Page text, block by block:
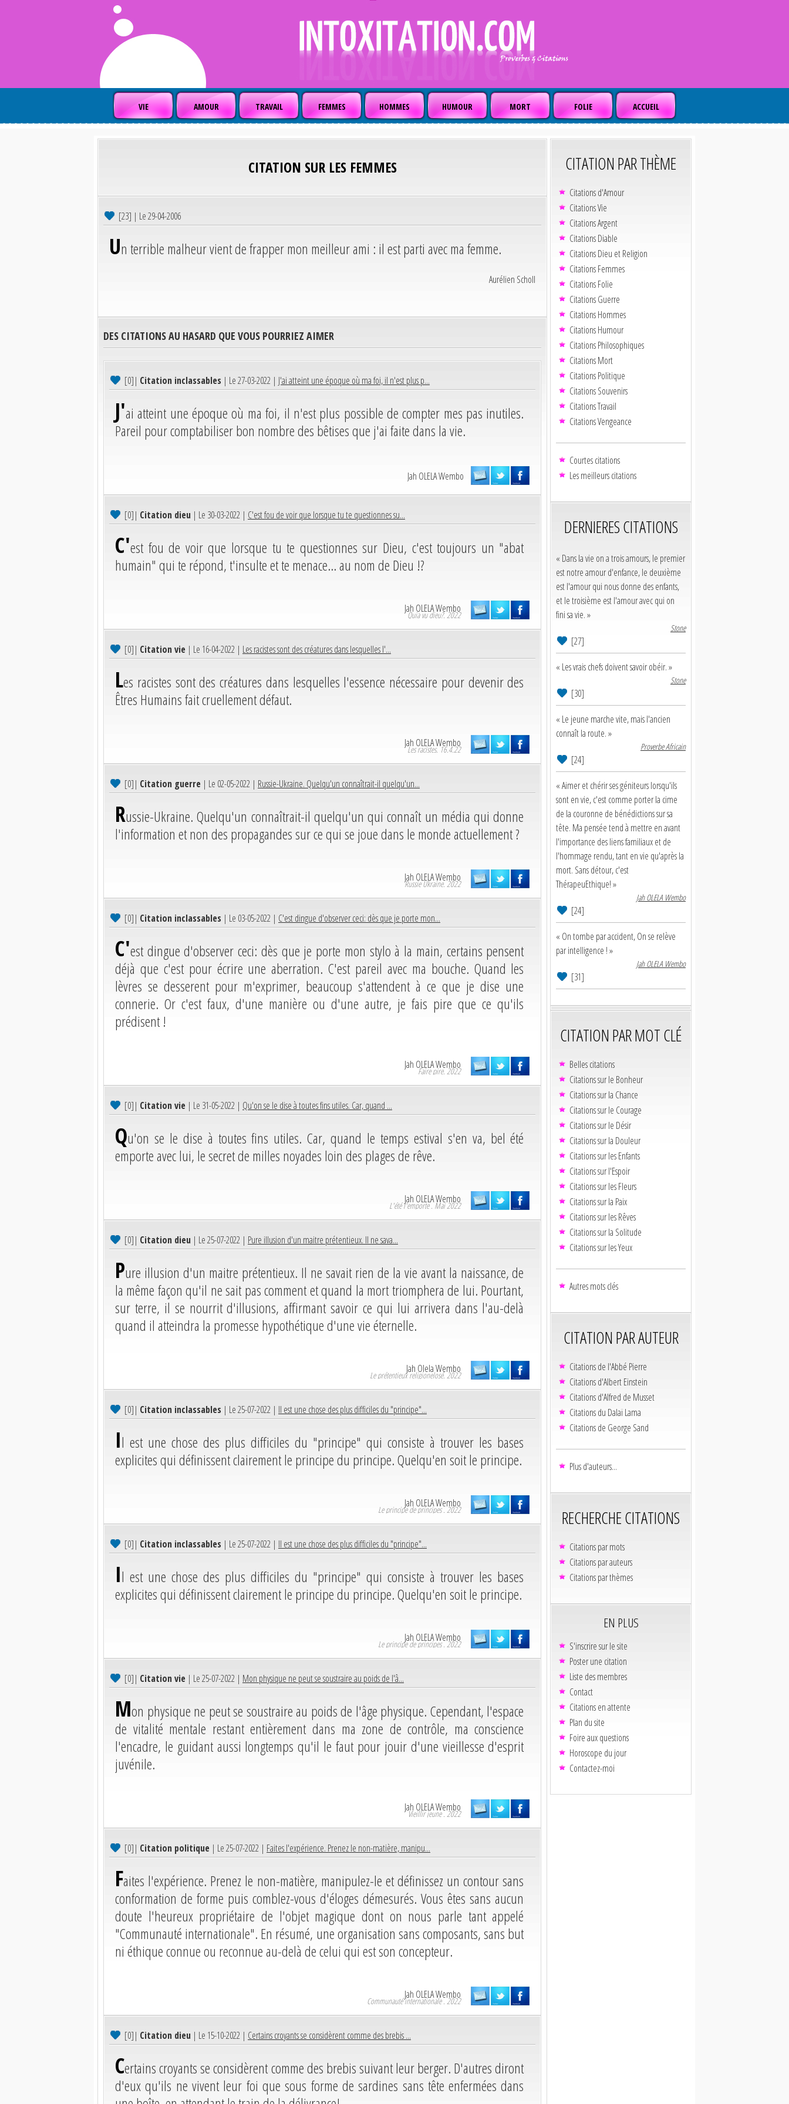
VIE AMOUR TRAVAIL FEMMES HOMMES HUMOUR MORT FOLIE ACCUEIL
CITATION SUR LES FEMMES
[23] | Le 29-04-2006
Un terrible malheur vient de frapper mon meilleur ami : il est parti avec ma femme.
Aurélien Scholl
DES CITATIONS AU HASARD QUE VOUS POURRIEZ AIMER
[0]| Citation inclassables | Le 27-03-2022 | J'ai atteint une époque où ma foi, il n'est plus p...
J'ai atteint une époque où ma foi, il n'est plus possible de compter mes pas inutiles.
Pareil pour comptabiliser bon nombre des bêtises que j'ai faite dans la vie.
Jah OLELA Wembo
[0]| Citation dieu | Le 30-03-2022 | C'est fou de voir que lorsque tu te questionnes su...
C'est fou de voir que lorsque tu te questionnes sur Dieu, c'est toujours un "abat
humain" qui te répond, t'insulte et te menace... au nom de Dieu !?
Jah OLELA Wembo
Quia vu dieu?. 2022
[0]| Citation vie | Le 16-04-2022 | Les racistes sont des créatures dans lesquelles l'...
Les racistes sont des créatures dans lesquelles l'essence nécessaire pour devenir des
Êtres Humains fait cruellement défaut.
Jah OLELA Wembo
Les racistes. 16.4.22
[0]| Citation guerre | Le 02-05-2022 | Russie-Ukraine. Quelqu'un connaîtrait-il quelqu'un...
Russie-Ukraine. Quelqu'un connaîtrait-il quelqu'un qui connaît un média qui donne
l'information et non des propagandes sur ce qui se joue dans le monde actuellement ?
Jah OLELA Wembo
Russie Ukraine. 2022
[0]| Citation inclassables | Le 03-05-2022 | C'est dingue d'observer ceci: dès que je porte mon...
C'est dingue d'observer ceci: dès que je porte mon stylo à la main, certains pensent
déjà que c'est pour écrire une aberration. C'est pareil avec ma bouche. Quand les
lèvres se desserent pour m'exprimer, beaucoup s'attendent à ce que je dise une
connerie. Or c'est faux, d'une manière ou d'une autre, je fais pire que ce qu'ils
prédisent !
Jah OLELA Wembo
Faire pire. 2022
[0]| Citation vie | Le 31-05-2022 | Qu'on se le dise à toutes fins utiles. Car, quand ...
Qu'on se le dise à toutes fins utiles. Car, quand le temps estival s'en va, bel été
emporte avec lui, le secret de milles noyades loin des plages de rêve.
Jah OLELA Wembo
L'été l'emporte . Mai 2022
[0]| Citation dieu | Le 25-07-2022 | Pure illusion d'un maitre prétentieux. Il ne sava...
Pure illusion d'un maitre prétentieux. Il ne savait rien de la vie avant la naissance, de
la même façon qu'il ne sait pas comment et quand la mort triomphera de lui. Pourtant,
sur terre, il se nourrit d'illusions, affirmant savoir ce qui lui arrivera dans l'au-delà
quand il atteindra la promesse hypothétique d'une vie éternelle.
Jah Olela Wembo
Le prétentieux religionelosé. 2022
[0]| Citation inclassables | Le 25-07-2022 | Il est une chose des plus difficiles du "principe"...
Il est une chose des plus difficiles du "principe" qui consiste à trouver les bases
explicites qui définissent clairement le principe du principe. Quelqu'en soit le principe.
Jah OLELA Wembo
Le principe de principes . 2022
[0]| Citation inclassables | Le 25-07-2022 | Il est une chose des plus difficiles du "principe"...
Il est une chose des plus difficiles du "principe" qui consiste à trouver les bases
explicites qui définissent clairement le principe du principe. Quelqu'en soit le principe.
Jah OLELA Wembo
Le principe de principes . 2022
[0]| Citation vie | Le 25-07-2022 | Mon physique ne peut se soustraire au poids de l'â...
Mon physique ne peut se soustraire au poids de l'âge physique. Cependant, l'espace
de vitalité mentale restant entièrement dans ma zone de contrôle, ma conscience
l'encadre, le guidant aussi longtemps qu'il le faut pour jouir d'une vieillesse d'esprit
juvénile.
Jah OLELA Wembo
Vieillir jeune . 2022
[0]| Citation politique | Le 25-07-2022 | Faites l'expérience. Prenez le non-matière, manipu...
Faites l'expérience. Prenez le non-matière, manipulez-le et définissez un contour sans
conformation de forme puis comblez-vous d'éloges démesurés. Vous êtes sans aucun
doute l'heureux propriétaire de l'objet magique dont on nous parle tant appelé
"Communauté internationale". En résumé, une organisation sans composants, sans but
ni éthique connue ou reconnue au-delà de celui qui est son concepteur.
Jah OLELA Wembo
Communauté internationale . 2022
[0]| Citation dieu | Le 15-10-2022 | Certains croyants se considèrent comme des brebis ...
Certains croyants se considèrent comme des brebis suivant leur berger. D'autres diront
d'eux qu'ils ne vivent leur foi que sous forme de sardines sans tête enfermées dans
CITATION PAR THÈME
Citations d'Amour
Citations Vie
Citations Argent
Citations Diable
Citations Dieu et Religion
Citations Femmes
Citations Folie
Citations Guerre
Citations Hommes
Citations Humour
Citations Philosophiques
Citations Mort
Citations Politique
Citations Souvenirs
Citations Travail
Citations Vengeance
Courtes citations
Les meilleurs citations
DERNIERES CITATIONS
« Dans la vie on a trois amours, le premier
est notre amour d'enfance, le deuxième
est l'amour qui nous donne des enfants,
et le troisième est l'amour avec qui on
fini sa vie. »
Stone
[27]
« Les vrais chefs doivent savoir obéir. »
Stone
[30]
« Le jeune marche vite, mais l'ancien
connaît la route. »
Proverbe Africain
[24]
« Aimer et chérir ses géniteurs lorsqu'ils
sont en vie, c'est comme porter la cime
de la couronne de bénédictions sur sa
tête. Ma pensée tend à mettre en avant
l'importance des liens familiaux et de
l'hommage rendu, tant en vie qu'après la
mort. Sans détour, c'est
ThérapeuEthique! »
Jah OLELA Wembo
[24]
« On tombe par accident, On se relève
par intelligence ! »
Jah OLELA Wembo
[31]
CITATION PAR MOT CLÉ
Belles citations
Citations sur le Bonheur
Citations sur la Chance
Citations sur le Courage
Citations sur le Désir
Citations sur la Douleur
Citations sur les Enfants
Citations sur l'Espoir
Citations sur les Fleurs
Citations sur la Paix
Citations sur les Rêves
Citations sur la Solitude
Citations sur les Yeux
Autres mots clés
CITATION PAR AUTEUR
Citations de l'Abbé Pierre
Citations d'Albert Einstein
Citations d'Alfred de Musset
Citations du Dalaï Lama
Citations de George Sand
Plus d'auteurs...
RECHERCHE CITATIONS
Citations par mots
Citations par auteurs
Citations par thèmes
EN PLUS
S'inscrire sur le site
Poster une citation
Liste des membres
Contact
Citations en attente
Plan du site
Foire aux questions
Horoscope du jour
Contactez-moi